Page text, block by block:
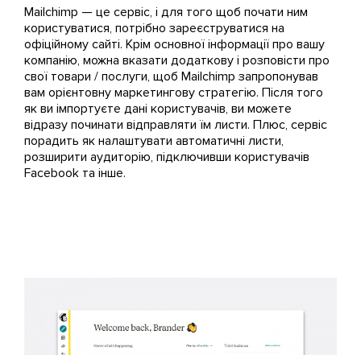
Mailchimp — це сервіс, і для того щоб почати ним
користуватися, потрібно зареєструватися на
офіційному сайті. Крім основної інформації про вашу
компанію, можна вказати додаткову і розповісти про
свої товари / послуги, щоб Mailchimp запропонував
вам орієнтовну маркетингову стратегію. Після того
як ви імпортуєте дані користувачів, ви можете
відразу починати відправляти їм листи. Плюс, сервіс
порадить як налаштувати автоматичні листи,
розширити аудиторію, підключивши користувачів
Facebook та інше.